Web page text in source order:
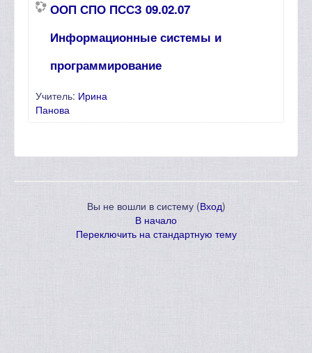
ООП СПО ПССЗ 09.02.07
Информационные системы и
программирование
Учитель: Ирина
Панова
Вы не вошли в систему (Вход)
В начало
Переключить на стандартную тему